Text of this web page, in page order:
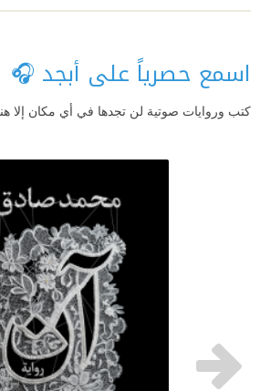
اسمع حصرياً على أبجد 🎧
كتب وروايات صوتية لن تجدها في أي مكان إلا هنا!